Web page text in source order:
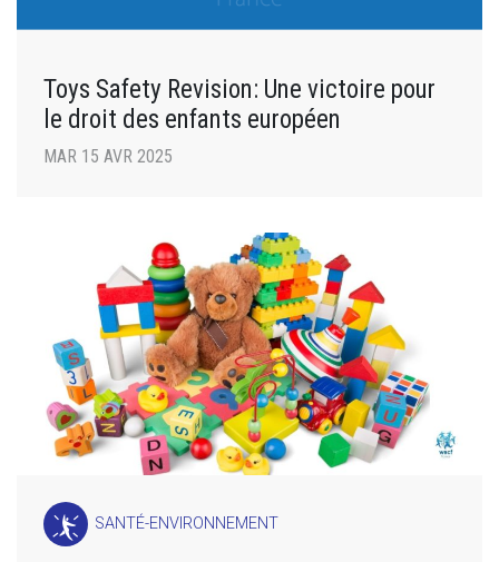
Toys Safety Revision: Une victoire pour
le droit des enfants européen
MAR 15 AVR 2025
SANTÉ-ENVIRONNEMENT